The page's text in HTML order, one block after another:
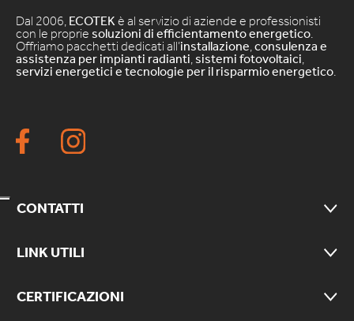
Dal 2006, ECOTEKè al servizio di aziende e professionisti
con le proprie soluzioni di efficientamento energetico.
Offriamo pacchetti dedicati all’installazione,consulenza e
assistenza per impianti radianti, sistemi fotovoltaici,
servizi energetici e tecnologie per il risparmio energetico.
CONTATTI
LINK UTILI
CERTIFICAZIONI